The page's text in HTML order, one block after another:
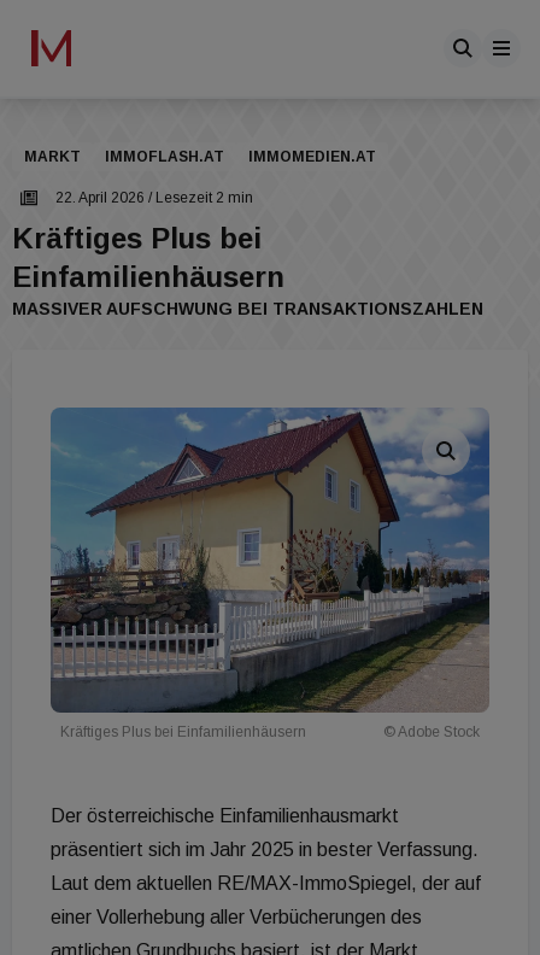
MARKT IMMOFLASH.AT IMMOMEDIEN.AT
22. April 2026 / Lesezeit 2 min
Kräftiges Plus bei
Einfamilienhäusern
MASSIVER AUFSCHWUNG BEI TRANSAKTIONSZAHLEN
Kräftiges Plus bei Einfamilienhäusern © Adobe Stock
Der österreichische Einfamilienhausmarkt
präsentiert sich im Jahr 2025 in bester Verfassung.
Laut dem aktuellen RE/MAX-ImmoSpiegel, der auf
einer Vollerhebung aller Verbücherungen des
amtlichen Grundbuchs basiert, ist der Markt